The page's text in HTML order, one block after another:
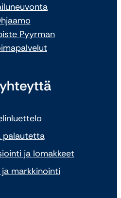
Pyyrman
palautetta
ja lomakkeet
markkinointi